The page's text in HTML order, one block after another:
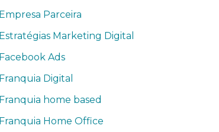
Empresa Parceira
Estratégias Marketing Digital
Facebook Ads
Franquia Digital
Franquia home based
Franquia Home Office